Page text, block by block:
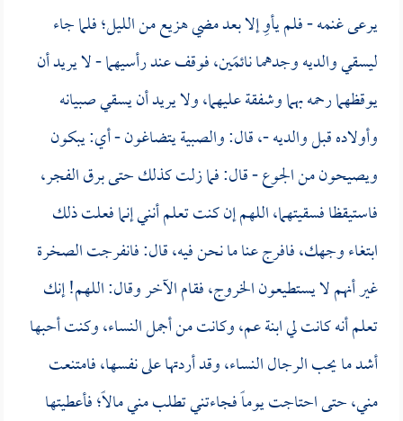
يرعى غنمه - فلم يأوِ إلا بعد مضي هزيع من الليل؛ فلما جاء
ليسقي والديه وجدهما نائمَين، فوقف عند رأسيهما - لا يريد أن
يوقظهما رحمه بهما وشفقة عليهما، ولا يريد أن يسقي صبيانه
وأولاده قبل والديه -، قال: والصبية يتضاغون - أي: يبكون
ويصيحون من الجوع - قال: فما زلت كذلك حتى برق الفجر،
فاستيقظا فسقيتهما، اللهم إن كنت تعلم أنني إنما فعلت ذلك
ابتغاء وجهك، فافرج عنا ما نحن فيه، قال: فانفرجت الصخرة
غير أنهم لا يستطيعون الخروج، فقام الآخر وقال: اللهم! إنك
تعلم أنه كانت لي ابنة عم، وكانت من أجمل النساء، وكنت أحبها
أشد ما يحب الرجال النساء، وقد أردتها على نفسها، فامتنعت
مني، حتى احتاجت يوماً فجاءتني تطلب مني مالاً؛ فأعطيتها